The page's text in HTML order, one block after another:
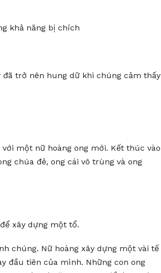
khả năng bị chích
đã trở nên hung dữ khi chúng cảm thấy
một nữ hoàng ong mới. Kết thúc vào
chúa đẻ, ong cái vô trùng và ong
xây dựng một tổ.
chúng. Nữ hoàng xây dựng một vài tế
đầu tiên của mình. Những con ong